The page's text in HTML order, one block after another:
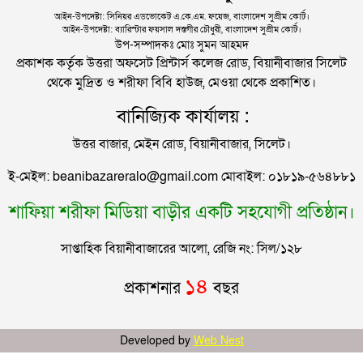
সরকার ব্যবস্থা
সিলেটের সাবেক মন্ত্রী-এমপিরা কে কোথায়?
জুলাই আন্দোলন ছাত্র-জনতার বীরত্বের স্মারকস্তম্ভ:
বিয়ানীবাজারের ইউএনও
সিলেটে সড়ক দুর্ঘটনায় প্রাণ গেল যুবকের
ইউনূসকে সঙ্গে নিয়ে জুলাই স্মৃতি জাদুঘর উদ্বোধন করলেন
সিলেটে আরও দুইজনের মৃত্যু, হাসপাতালে ৩ শতাধিক
আইন-উপদেষ্টা: সিনিয়র এডভোকেট এ.কে.এম. ফয়েজ, বাংলাদেশ সুপ্রীম কোর্ট।
আইন-উপদেষ্টা: ব্যারিস্টার ফয়সাল দস্তগীর চৌধুরী, বাংলাদেশ সুপ্রীম কোর্ট।
উপ-সম্পাদকঃ মোঃ সুমন আহমদ
প্রকাশক কর্তৃক উত্তরা অফসেট প্রিন্টার্স কলেজ রোড, বিয়ানীবাজার সিলেট
থেকে মুদ্রিত ও শরীফা বিবি হাউজ, মেওয়া থেকে প্রকাশিত।
বানিজ্যিক কার্যালয় :
উত্তর বাজার, মেইন রোড, বিয়ানীবাজার, সিলেট।
ই-মেইল: beanibazareralo@gmail.com মোবাইল: ০১৮১৯-৫৬৪৮৮১
শাফিয়া শরীফা মিডিয়া বাড়ীর একটি সহযোগী প্রতিষ্ঠান।
সাপ্তাহিক বিয়ানীবাজারের আলো, রেজি নং: সিল/১২৮
প্রকাশনার ১৪ বছর
Developed by Web Nest